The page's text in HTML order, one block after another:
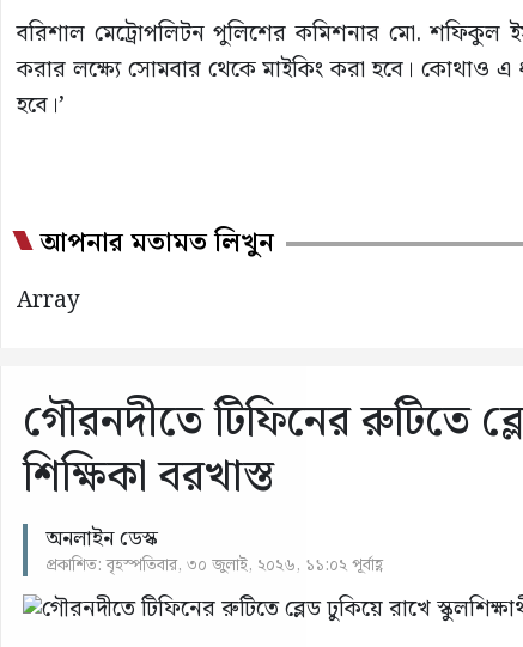
বরিশাল মেট্রোপলিটন পুলিশের কমিশনার মো. শফিকুল
করার লক্ষ্যে সোমবার থেকে মাইকিং করা হবে। কোথাও এ
হবে।’
আপনার মতামত লিখুন
Array
গৌরনদীতে টিফিনের রুটিতে
শিক্ষিকা বরখাস্ত
অনলাইন ডেস্ক
প্রকাশিত: বৃহস্পতিবার, ৩০ জুলাই, ২০২৬, ১১:০২ পূর্বাহ্ণ